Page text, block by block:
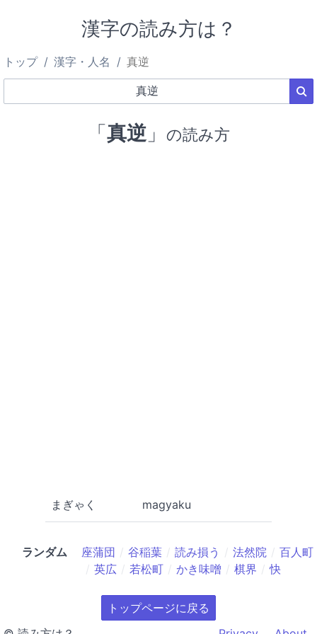
漢字の読み方は？
トップ 漢字・人名 真逆
「真逆」 の読み方
まぎゃく magyaku
ランダム 座蒲団 谷稲葉 読み損う 法然院
百人町
英広
若松町 かき味噌 棋界 快
トップページに戻る